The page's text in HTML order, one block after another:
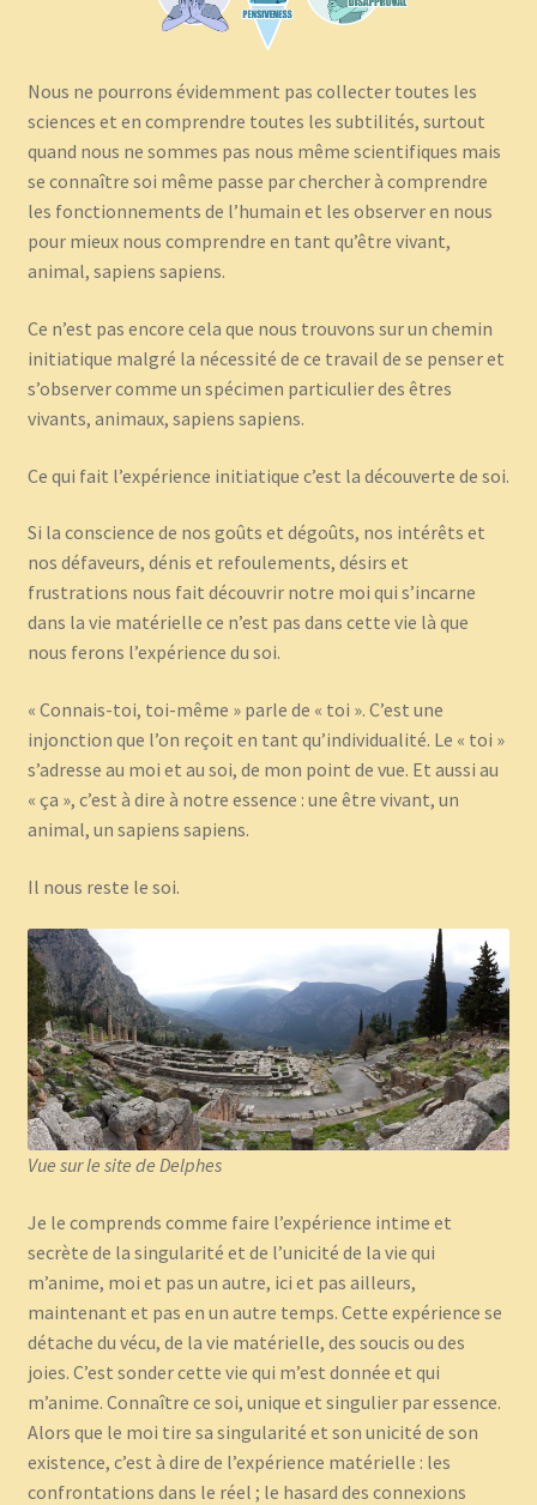
Nous ne pourrons évidemment pas collecter toutes les
sciences et en comprendre toutes les subtilités, surtout
quand nous ne sommes pas nous même scientifiques mais
se connaître soi même passe par chercher à comprendre
les fonctionnements de l’humain et les observer en nous
pour mieux nous comprendre en tant qu’être vivant,
animal, sapiens sapiens.
Ce n’est pas encore cela que nous trouvons sur un chemin
initiatique malgré la nécessité de ce travail de se penser et
s’observer comme un spécimen particulier des êtres
vivants, animaux, sapiens sapiens.
Ce qui fait l’expérience initiatique c’est la découverte de soi.
Si la conscience de nos goûts et dégoûts, nos intérêts et
nos défaveurs, dénis et refoulements, désirs et
frustrations nous fait découvrir notre moi qui s’incarne
dans la vie matérielle ce n’est pas dans cette vie là que
nous ferons l’expérience du soi.
« Connais-toi, toi-même » parle de « toi ». C’est une
injonction que l’on reçoit en tant qu’individualité. Le « toi »
s’adresse au moi et au soi, de mon point de vue. Et aussi au
« ça », c’est à dire à notre essence : une être vivant, un
animal, un sapiens sapiens.
Il nous reste le soi.
Vue sur le site de Delphes
Je le comprends comme faire l’expérience intime et
secrète de la singularité et de l’unicité de la vie qui
m’anime, moi et pas un autre, ici et pas ailleurs,
maintenant et pas en un autre temps. Cette expérience se
détache du vécu, de la vie matérielle, des soucis ou des
joies. C’est sonder cette vie qui m’est donnée et qui
m’anime. Connaître ce soi, unique et singulier par essence.
Alors que le moi tire sa singularité et son unicité de son
existence, c’est à dire de l’expérience matérielle : les
confrontations dans le réel ; le hasard des connexions